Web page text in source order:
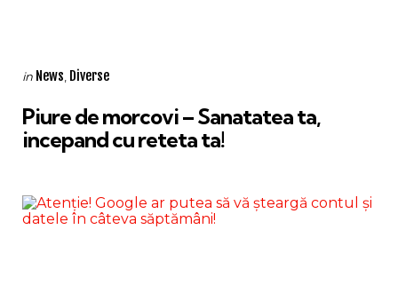
Categories
Posted
in News Diverse
Piure de morcovi – Sanatatea ta,
incepand cu reteta ta!